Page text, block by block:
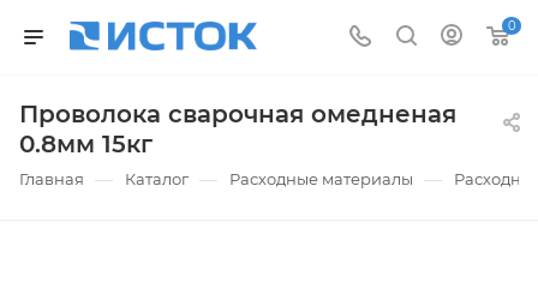
0
Проволока сварочная омедненая
0.8мм 15кг
Главная — Каталог — Расходные материалы —